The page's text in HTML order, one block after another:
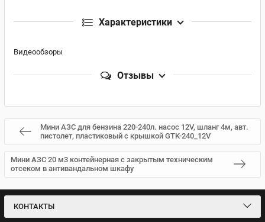
Характеристики
Видеообзоры
Отзывы
Мини АЗС для бензина 220-240л. насос 12V, шланг 4м, авт.
пистолет, пластиковый с крышкой GTK-240_12V
Мини АЗС 20 м3 контейнерная с закрытым техническим
отсеком в антивандальном шкафу
КОНТАКТЫ